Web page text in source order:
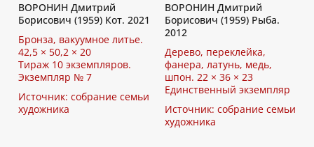
ВОРОНИН Дмитрий
Борисович (1959) Кот. 2021
Бронза, вакуумное литье.
42,5 × 50,2 × 20
Тираж 10 экземпляров.
Экземпляр № 7
Источник: собрание семьи
художника
ВОРОНИН Дмитрий
Борисович (1959) Рыба.
2012
Дерево, переклейка,
фанера, латунь, медь,
шпон. 22 × 36 × 23
Единственный экземпляр
Источник: собрание семьи
художника